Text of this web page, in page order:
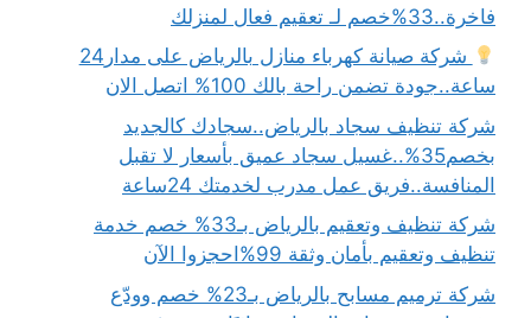
فاخرة..33%خصم لـ تعقيم فعال لمنزلك
شركة صيانة كهرباء منازل بالرياض على مدار24
ساعة..جودة تضمن راحة بالك 100% اتصل الان
شركة تنظيف سجاد بالرياض..سجادك كالجديد
بخصم35%..غسيل سجاد عميق بأسعار لا تقبل
المنافسة..فريق عمل مدرب لخدمتك 24ساعة
شركة تنظيف وتعقيم بالرياض بـ33% خصم خدمة
تنظيف وتعقيم بأمان وثقة 99%احجزوا الآن
شركة ترميم مسابح بالرياض بـ23% خصم وودّع